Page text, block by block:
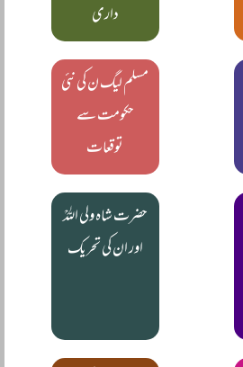
داری
مسلم لیگ ن کی نئی
حکومت سے
توقعات
حضرت شاہ ولی اللہؒ
اور ان کی تحریک